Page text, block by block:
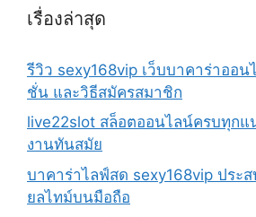
เรื่องล่าสุด
รีวิว sexy168vip เว็บบาคาร่าออน
ชั่น และวิธีสมัครสมาชิก
live22slot สล็อตออนไลน์ครบทุกแ
งานทันสมัย
บาคาร่าไลฟ์สด sexy168vip ประ
ยลไทม์บนมือถือ